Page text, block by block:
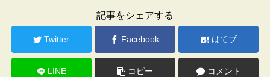
記事をシェアする
Twitter Facebook はてブ
LINE コピー コメント